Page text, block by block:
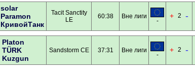
solar
Paramon
КривойТанк
Tacit Sanctity
LE
60:38 Вне лиги
-
+ 2 -
Platon
TÜRK
Kuzgun
Sandstorm CE 37:31 Вне лиги
-
+ 2 -